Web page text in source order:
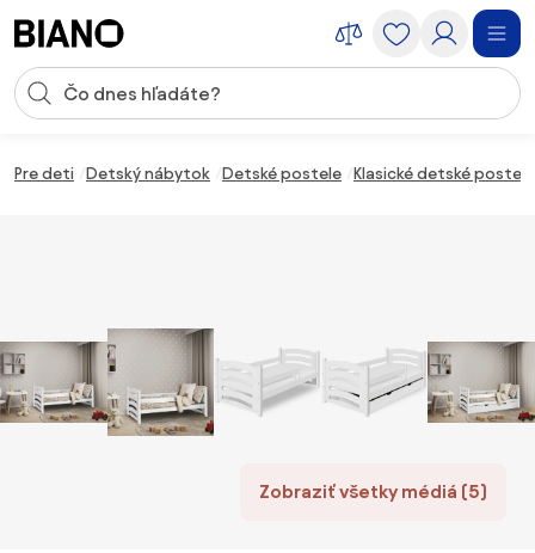
Vstup pre vyhľadávanie
Pre deti Detský nábytok Detské postele Klasické detské postele
Zobraziť všetky médiá (5)